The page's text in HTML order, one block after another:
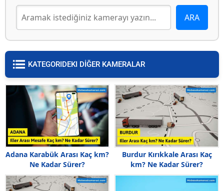
KATEGORIDEKI DİĞER KAMERALAR
Adana Karabük Arası Kaç km?
Ne Kadar Sürer?
Burdur Kırıkkale Arası Kaç
km? Ne Kadar Sürer?